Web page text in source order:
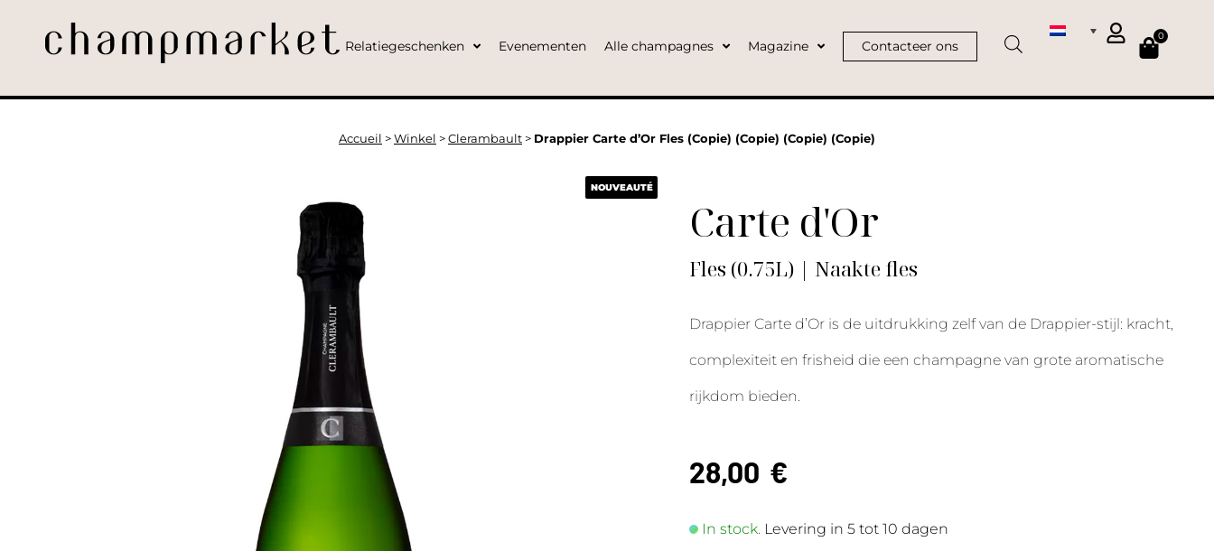
Relatiegeschenken Evenementen Alle champagnes Magazine Contacteer ons
0
Accueil > Winkel > Clerambault > Drappier Carte d’Or Fles (Copie) (Copie) (Copie) (Copie)
NOUVEAUTÉ
Carte d'Or
Fles (0.75L) | Naakte fles
Drappier Carte d’Or is de uitdrukking zelf van de Drappier-stijl: kracht,
complexiteit en frisheid die een champagne van grote aromatische
rijkdom bieden.
28,00 €
In stock. Levering in 5 tot 10 dagen